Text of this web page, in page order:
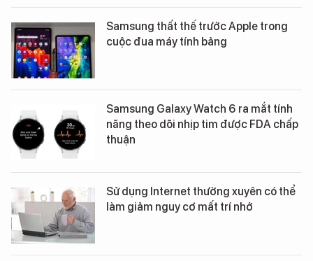
Samsung thất thế trước Apple trong
cuộc đua máy tính bảng
Samsung Galaxy Watch 6 ra mắt tính
năng theo dõi nhịp tim được FDA chấp
thuận
Sử dụng Internet thường xuyên có thể
làm giảm nguy cơ mất trí nhớ